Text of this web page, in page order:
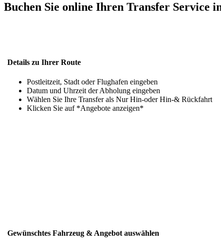
Buchen Sie online Ihren Transfer Service
Details zu Ihrer Route
Postleitzeit, Stadt oder Flughafen eingeben
Datum und Uhrzeit der Abholung eingeben
Wählen Sie Ihre Transfer als Nur Hin-oder Hin-& Rückfahrt
Klicken Sie auf *Angebote anzeigen*
Gewünschtes Fahrzeug & Angebot auswählen